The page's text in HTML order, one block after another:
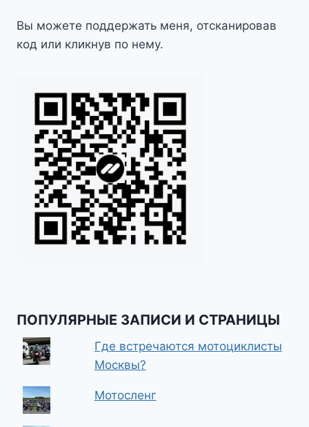
Вы можете поддержать меня, отсканировав
код или кликнув по нему.
ПОПУЛЯРНЫЕ ЗАПИСИ И СТРАНИЦЫ
Где встречаются мотоциклисты
Москвы?
Мотосленг